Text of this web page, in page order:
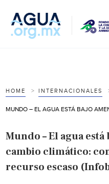
HOME INTERNACIONALES
Mundo – El agua
cambio climático:
recurso escaso